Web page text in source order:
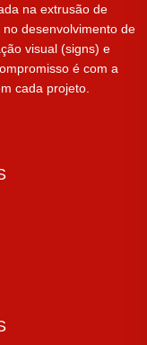
na extrusão de
desenvolvimento de
visual (signs) e
é com a
cada projeto.